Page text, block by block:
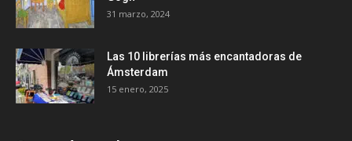
31 marzo, 2024
Las 10 librerías más encantadoras de
Ámsterdam
15 enero, 2025